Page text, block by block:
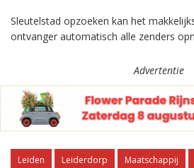
Sleutelstad opzoeken kan het
ontvanger automatisch alle zenders
Advertentie
Leiden Leiderdorp Maatschappij